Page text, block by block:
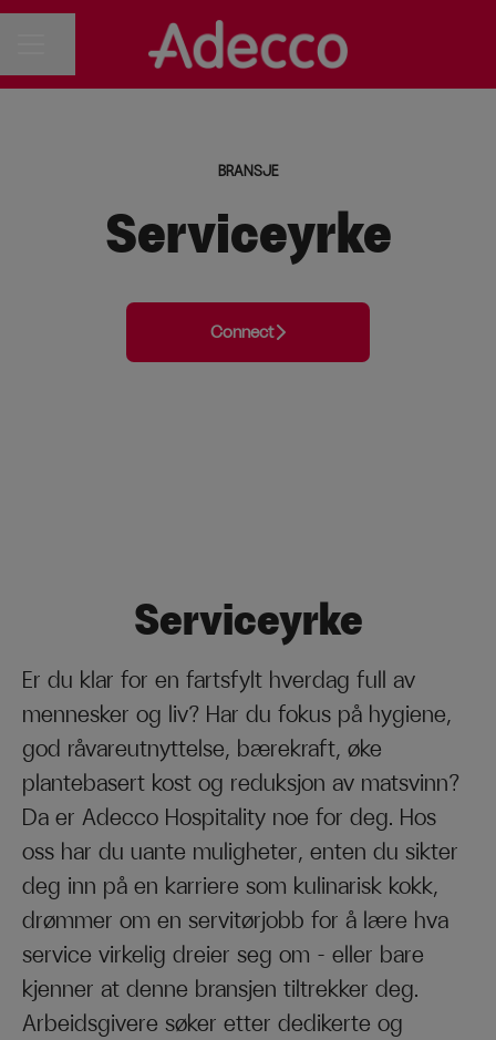
BRANSJE
Serviceyrke
Connect
Serviceyrke
Er du klar for en fartsfylt hverdag full av
mennesker og liv? Har du fokus på hygiene,
god råvareutnyttelse, bærekraft, øke
plantebasert kost og reduksjon av matsvinn?
Da er Adecco Hospitality noe for deg. Hos
oss har du uante muligheter, enten du sikter
deg inn på en karriere som kulinarisk kokk,
drømmer om en servitørjobb for å lære hva
service virkelig dreier seg om - eller bare
kjenner at denne bransjen tiltrekker deg.
Arbeidsgivere søker etter dedikerte og